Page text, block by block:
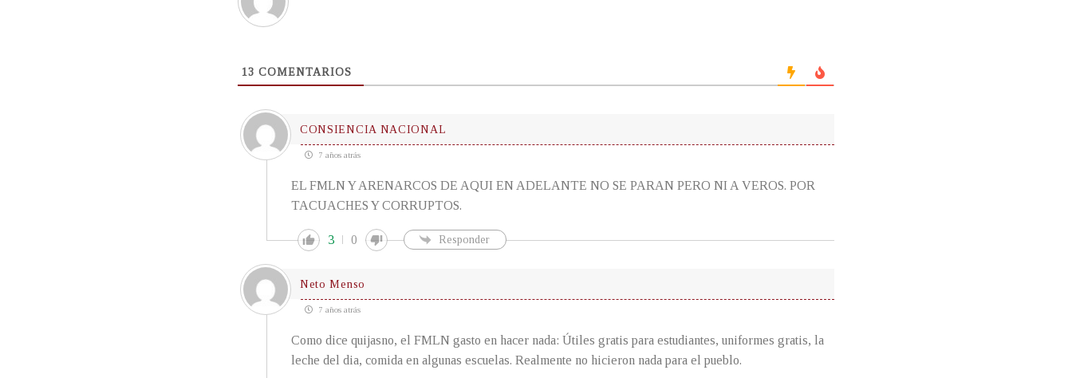
13 COMENTARIOS
CONSIENCIA NACIONAL
7 años atrás
EL FMLN Y ARENARCOS DE AQUI EN ADELANTE NO SE PARAN PERO NI A VEROS. POR
TACUACHES Y CORRUPTOS.
3 0 Responder
Neto Menso
7 años atrás
Como dice quijasno, el FMLN gasto en hacer nada: Útiles gratis para estudiantes, uniformes gratis, la
leche del dia, comida en algunas escuelas. Realmente no hicieron nada para el pueblo.